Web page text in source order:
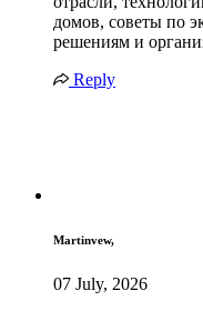
домов, советы по
решениям и
Reply
Martinvew,
07 July, 2026